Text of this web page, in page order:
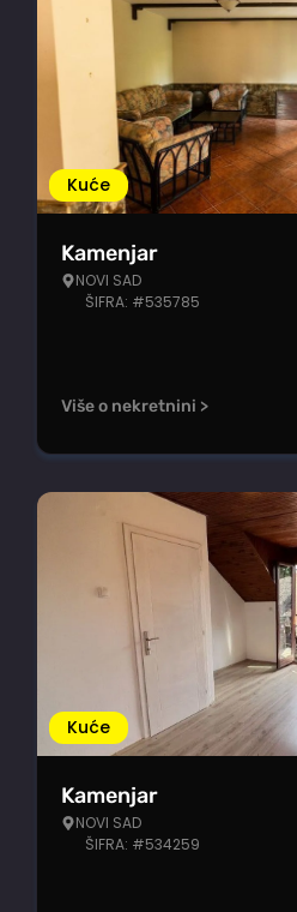
Kuće
Kamenjar
NOVI SAD
ŠIFRA: #535785
Više o nekretnini >
Kuće
Kamenjar
NOVI SAD
ŠIFRA: #534259